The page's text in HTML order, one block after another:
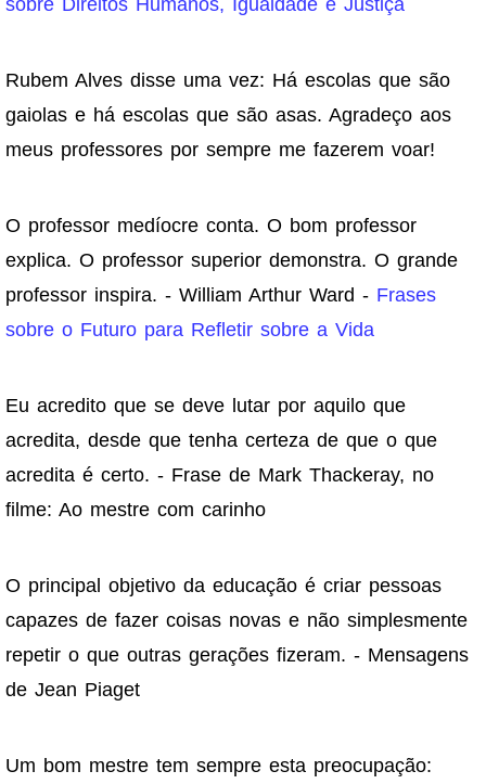
sobre Direitos Humanos, Igualdade e Justiça
Rubem Alves disse uma vez: Há escolas que são
gaiolas e há escolas que são asas. Agradeço aos
meus professores por sempre me fazerem voar!
O professor medíocre conta. O bom professor
explica. O professor superior demonstra. O grande
professor inspira. - William Arthur Ward - Frases
sobre o Futuro para Refletir sobre a Vida
Eu acredito que se deve lutar por aquilo que
acredita, desde que tenha certeza de que o que
acredita é certo. - Frase de Mark Thackeray, no
filme: Ao mestre com carinho
O principal objetivo da educação é criar pessoas
capazes de fazer coisas novas e não simplesmente
repetir o que outras gerações fizeram. - Mensagens
de Jean Piaget
Um bom mestre tem sempre esta preocupação: